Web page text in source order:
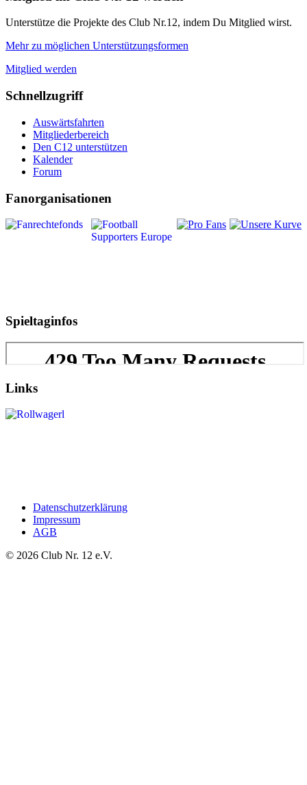
Unterstütze die Projekte des Club Nr.12, indem Du Mitglied wirst.
Mehr zu möglichen Unterstützungsformen
Mitglied werden
Schnellzugriff
Auswärtsfahrten
Mitgliederbereich
Den C12 unterstützen
Kalender
Forum
Fanorganisationen
Spieltaginfos
Links
Datenschutzerklärung
Impressum
AGB
© 2026 Club Nr. 12 e.V.